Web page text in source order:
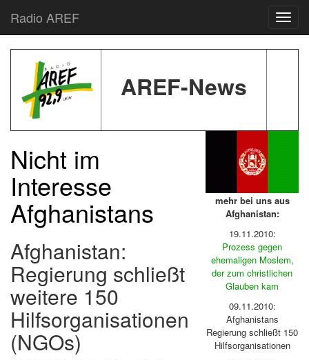
Radio AREF
AREF-News
Nicht im
Interesse
Afghanistans
Afghanistan:
Regierung schließt
weitere 150
Hilfsorganisationen
(NGOs)
mehr bei uns aus
Afghanistan:
19.11.2010:
Prozess gegen
ehemaligen Moslem,
der zum christlichen
Glauben kam
09.11.2010:
Afghanistans
Regierung schließt 150
Hilfsorganisationen